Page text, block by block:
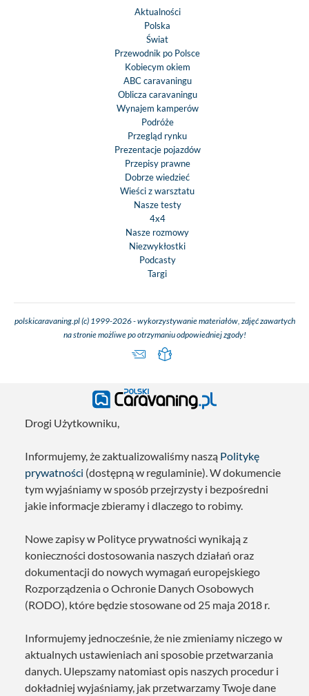
Aktualności
Polska
Świat
Przewodnik po Polsce
Kobiecym okiem
ABC caravaningu
Oblicza caravaningu
Wynajem kamperów
Podróże
Przegląd rynku
Prezentacje pojazdów
Przepisy prawne
Dobrze wiedzieć
Wieści z warsztatu
Nasze testy
4x4
Nasze rozmowy
Niezwykłostki
Podcasty
Targi
polskicaravaning.pl (c) 1999-2026 - wykorzystywanie materiałów, zdjęć zawartych
na stronie możliwe po otrzymaniu odpowiedniej zgody!
Drogi Użytkowniku,
Informujemy, że zaktualizowaliśmy naszą Politykę
prywatności (dostępną w regulaminie). W dokumencie
tym wyjaśniamy w sposób przejrzysty i bezpośredni
jakie informacje zbieramy i dlaczego to robimy.
Nowe zapisy w Polityce prywatności wynikają z
konieczności dostosowania naszych działań oraz
dokumentacji do nowych wymagań europejskiego
Rozporządzenia o Ochronie Danych Osobowych
(RODO), które będzie stosowane od 25 maja 2018 r.
Informujemy jednocześnie, że nie zmieniamy niczego w
aktualnych ustawieniach ani sposobie przetwarzania
danych. Ulepszamy natomiast opis naszych procedur i
dokładniej wyjaśniamy, jak przetwarzamy Twoje dane